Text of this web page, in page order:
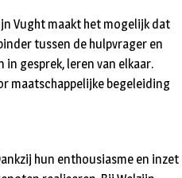
Vught maakt het mogelijk dat
tussen de hulpvrager en
gesprek, leren van elkaar.
maatschappelijke begeleiding
hun enthousiasme en inzet